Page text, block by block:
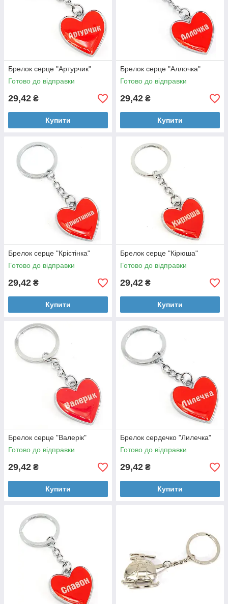
Брелок серце "Артурчик"
Готово до відправки
29,42 ₴
Купити
Брелок серце "Аллочка"
Готово до відправки
29,42 ₴
Купити
Брелок серце "Крістінка"
Готово до відправки
29,42 ₴
Купити
Брелок серце "Кірюша"
Готово до відправки
29,42 ₴
Купити
Брелок серце "Валерік"
Готово до відправки
29,42 ₴
Купити
Брелок сердечко "Лилечка"
Готово до відправки
29,42 ₴
Купити